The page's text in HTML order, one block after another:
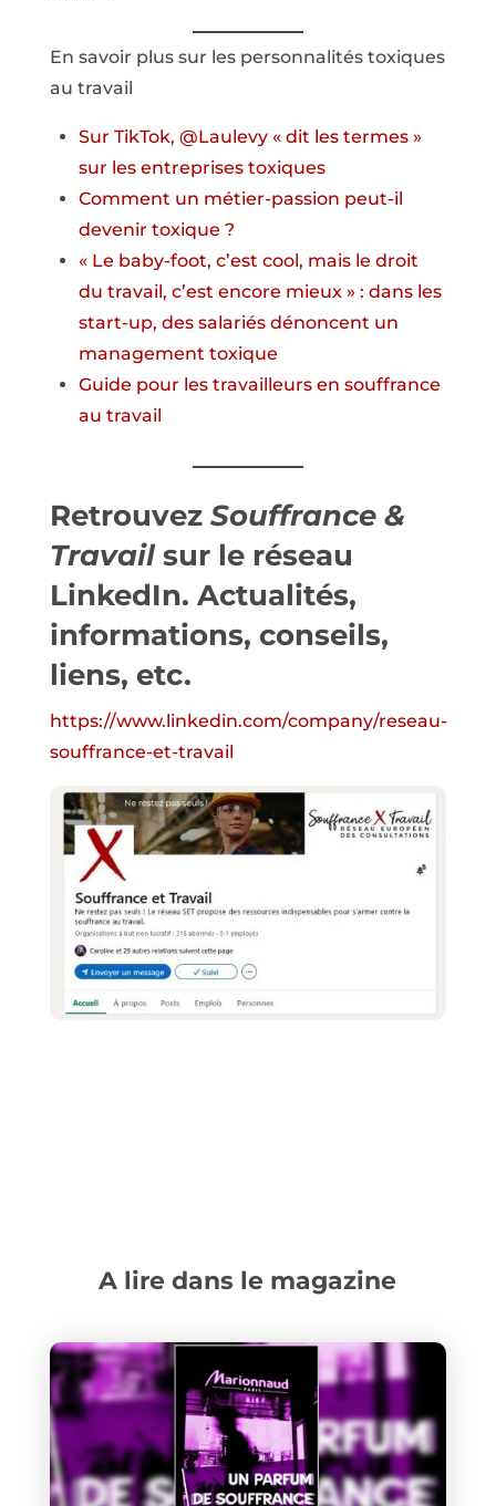
En savoir plus sur les personnalités toxiques
au travail
Sur TikTok, @Laulevy « dit les termes »
sur les entreprises toxiques
Comment un métier-passion peut-il
devenir toxique ?
« Le baby-foot, c’est cool, mais le droit
du travail, c’est encore mieux » : dans les
start-up, des salariés dénoncent un
management toxique
Guide pour les travailleurs en souffrance
au travail
Retrouvez Souffrance &
Travailsur le réseau
LinkedIn. Actualités,
informations, conseils,
liens, etc.
https://www.linkedin.com/company/reseau-
souffrance-et-travail
A lire dans le magazine